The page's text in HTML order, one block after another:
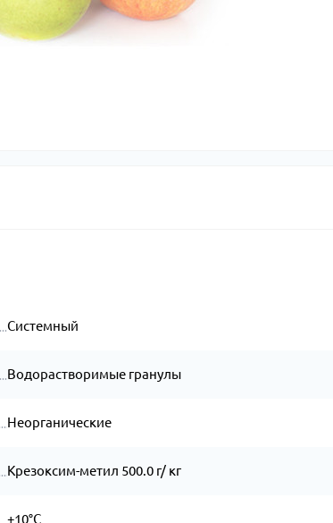
Системный
Водорастворимые гранулы
Неорганические
Крезоксим-метил 500.0 г/ кг
+10°C